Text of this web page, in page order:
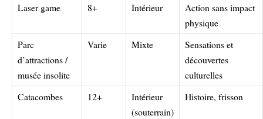
Laser game
8+ Intérieur
Action sans impact
physique
Parc
d’attractions /
musée insolite
Varie Mixte
Sensations et
découvertes
culturelles
Catacombes
12+
Intérieur
(souterrain)
Histoire, frisson